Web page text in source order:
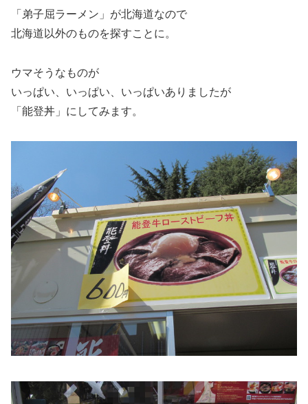
「弟子屈ラーメン」が北海道なので
北海道以外のものを探すことに。
ウマそうなものが
いっぱい、いっぱい、いっぱいありましたが
「能登丼」にしてみます。